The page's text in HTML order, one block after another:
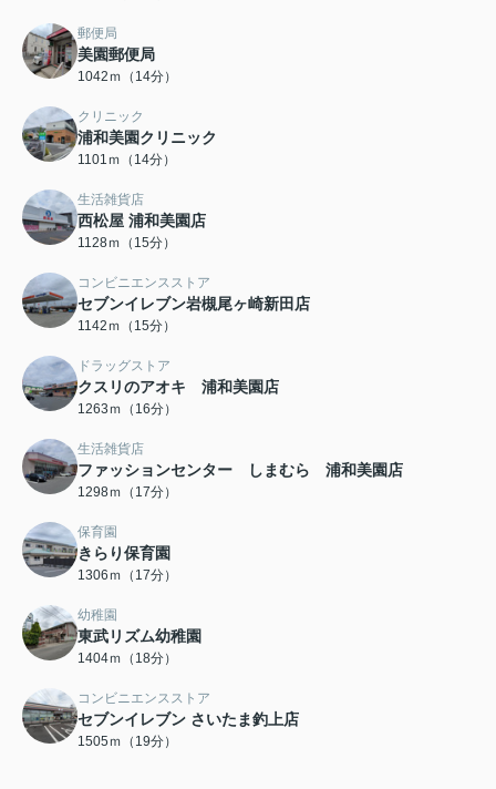
郵便局
美園郵便局
1042ｍ（14分）
クリニック
浦和美園クリニック
1101ｍ（14分）
生活雑貨店
西松屋 浦和美園店
1128ｍ（15分）
コンビニエンスストア
セブンイレブン岩槻尾ヶ崎新田店
1142ｍ（15分）
ドラッグストア
クスリのアオキ 浦和美園店
1263ｍ（16分）
生活雑貨店
ファッションセンター しまむら 浦和美園店
1298ｍ（17分）
保育園
きらり保育園
1306ｍ（17分）
幼稚園
東武リズム幼稚園
1404ｍ（18分）
コンビニエンスストア
セブンイレブン さいたま釣上店
1505ｍ（19分）